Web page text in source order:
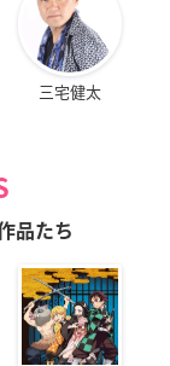
三宅健太
品たち